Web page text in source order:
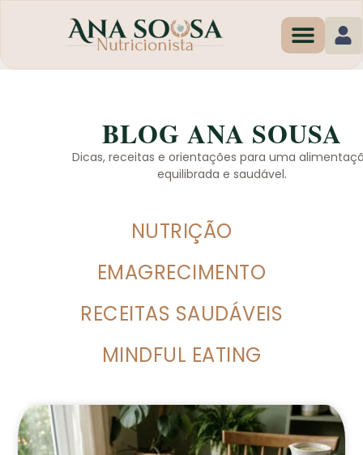
BLOG ANA SOUSA
Dicas, receitas e orientações para uma
equilibrada e saudável.
NUTRIÇÃO
EMAGRECIMENTO
RECEITAS SAUDÁVEIS
MINDFUL EATING